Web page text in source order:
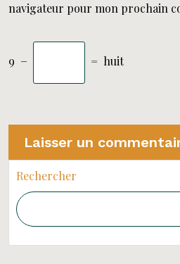
navigateur pour mon prochain
9 − = huit
Rechercher